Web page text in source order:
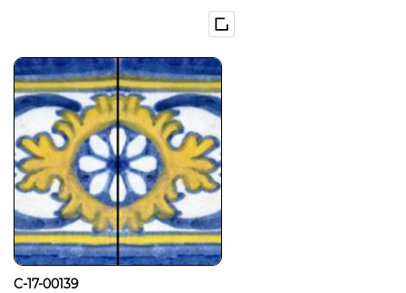
C-17-00139